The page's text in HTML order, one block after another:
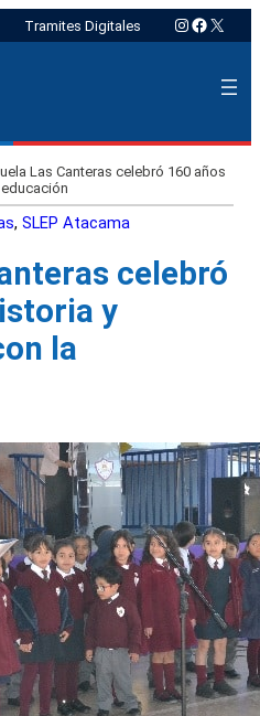
Tramites Digitales Instagram
X
Las Canteras celebró 160 años
, SLEP Atacama
celebró
y
la